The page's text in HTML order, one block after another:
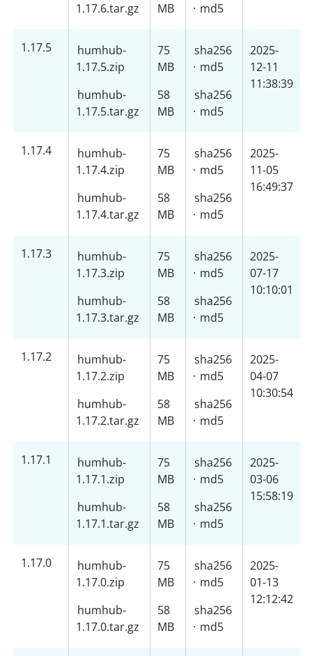
1.17.6.tar.gz
MB
· md5
1.17.5
humhub-
1.17.5.zip
humhub-
1.17.5.tar.gz
75
MB
58
MB
sha256
· md5
sha256
· md5
2025-
12-11
11:38:39
1.17.4
humhub-
1.17.4.zip
humhub-
1.17.4.tar.gz
75
MB
58
MB
sha256
· md5
sha256
· md5
2025-
11-05
16:49:37
1.17.3
humhub-
1.17.3.zip
humhub-
1.17.3.tar.gz
75
MB
58
MB
sha256
· md5
sha256
· md5
2025-
07-17
10:10:01
1.17.2
humhub-
1.17.2.zip
humhub-
1.17.2.tar.gz
75
MB
58
MB
sha256
· md5
sha256
· md5
2025-
04-07
10:30:54
1.17.1
humhub-
1.17.1.zip
humhub-
1.17.1.tar.gz
75
MB
58
MB
sha256
· md5
sha256
· md5
2025-
03-06
15:58:19
1.17.0
humhub-
1.17.0.zip
humhub-
1.17.0.tar.gz
75
MB
58
MB
sha256
· md5
sha256
· md5
2025-
01-13
12:12:42